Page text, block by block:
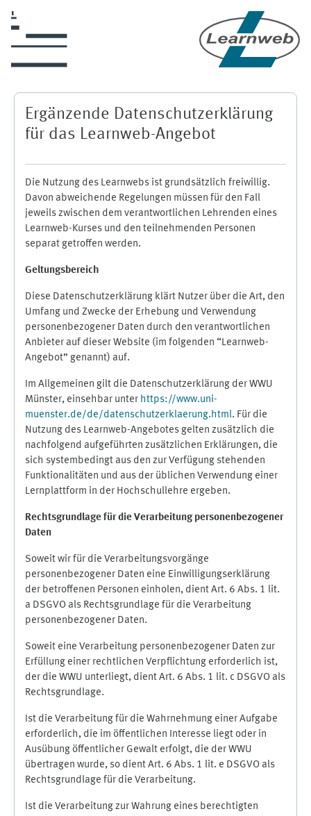
Ergänzende Datenschutzerklärung
für das Learnweb-Angebot
Die Nutzung des Learnwebs ist grundsätzlich freiwillig.
Davon abweichende Regelungen müssen für den Fall
jeweils zwischen dem verantwortlichen Lehrenden eines
Learnweb-Kurses und den teilnehmenden Personen
separat getroffen werden.
Geltungsbereich
Diese Datenschutzerklärung klärt Nutzer über die Art, den
Umfang und Zwecke der Erhebung und Verwendung
personenbezogener Daten durch den verantwortlichen
Anbieter auf dieser Website (im folgenden “Learnweb-
Angebot” genannt) auf.
Im Allgemeinen gilt die Datenschutzerklärung der WWU
Münster, einsehbar unter https://www.uni-
muenster.de/de/datenschutzerklaerung.html. Für die
Nutzung des Learnweb-Angebotes gelten zusätzlich die
nachfolgend aufgeführten zusätzlichen Erklärungen, die
sich systembedingt aus den zur Verfügung stehenden
Funktionalitäten und aus der üblichen Verwendung einer
Lernplattform in der Hochschullehre ergeben.
Rechtsgrundlage für die Verarbeitung personenbezogener
Daten
Soweit wir für die Verarbeitungsvorgänge
personenbezogener Daten eine Einwilligungserklärung
der betroffenen Personen einholen, dient Art. 6 Abs. 1 lit.
a DSGVO als Rechtsgrundlage für die Verarbeitung
personenbezogener Daten.
Soweit eine Verarbeitung personenbezogener Daten zur
Erfüllung einer rechtlichen Verpflichtung erforderlich ist,
der die WWU unterliegt, dient Art. 6 Abs. 1 lit. c DSGVO als
Rechtsgrundlage.
Ist die Verarbeitung für die Wahrnehmung einer Aufgabe
erforderlich, die im öffentlichen Interesse liegt oder in
Ausübung öffentlicher Gewalt erfolgt, die der WWU
übertragen wurde, so dient Art. 6 Abs. 1 lit. e DSGVO als
Rechtsgrundlage für die Verarbeitung.
Ist die Verarbeitung zur Wahrung eines berechtigten